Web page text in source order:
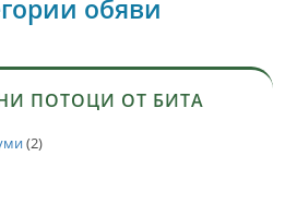
обяви
ПОТОЦИ ОТ БИТА
(2)